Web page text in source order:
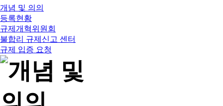
개념 및 의의
등록현황
규제개혁위원회
불합리 규제신고 센터
규제 입증 요청